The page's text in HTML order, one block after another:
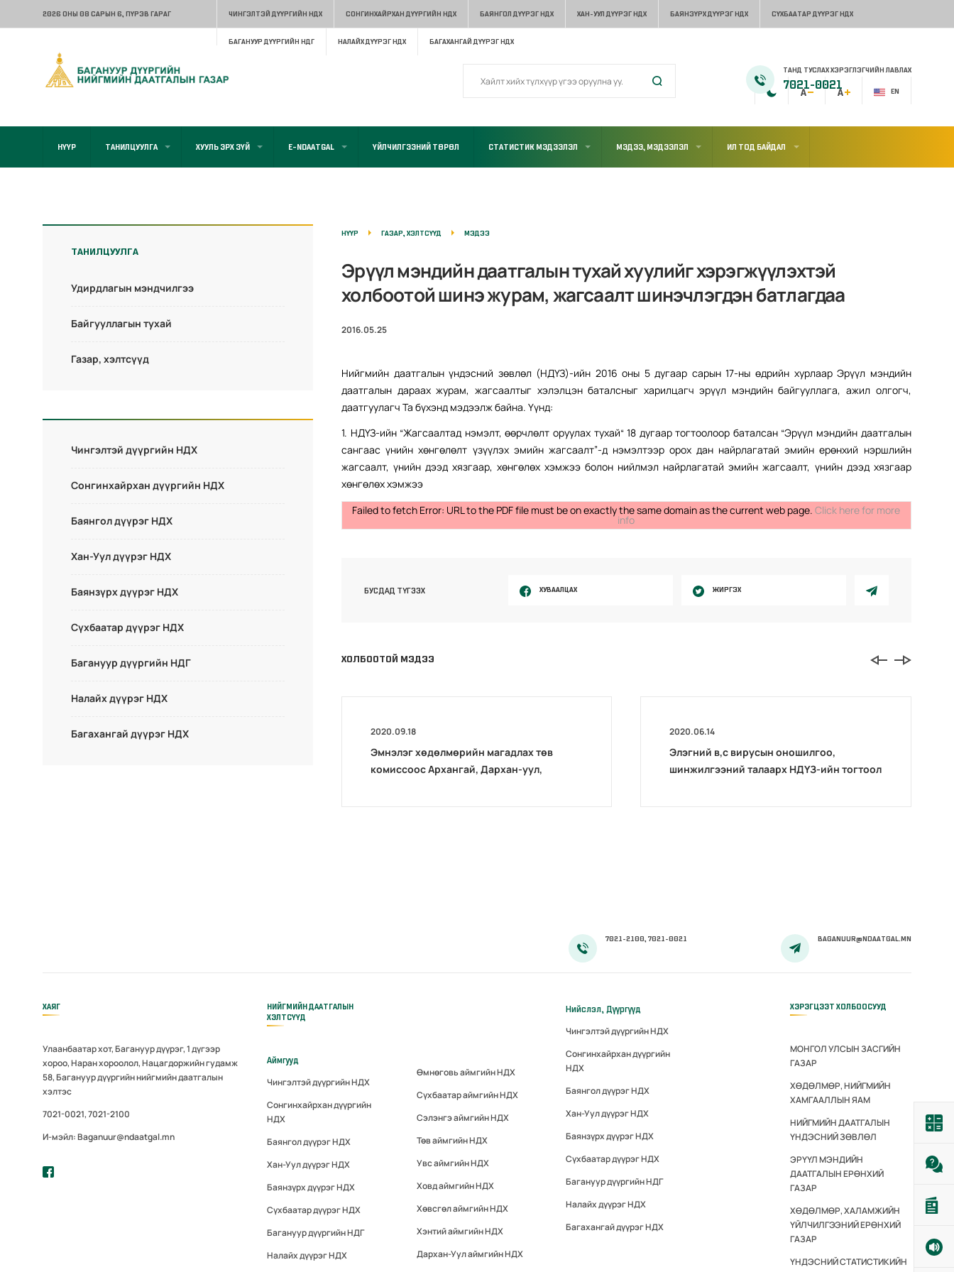
2026 ОНЫ 08 САРЫН 6, ПҮРЭВ ГАРАГ ЧИНГЭЛТЭЙ ДҮҮРГИЙН НДХ СОНГИНХАЙРХАН ДҮҮРГИЙН НДХ БАЯНГОЛ ДҮҮРЭГ НДХ ХАН-УУЛ ДҮҮРЭГ НДХ БАЯНЗҮРХ ДҮҮРЭГ НДХ СҮХБААТАР ДҮҮРЭГ НДХ
БАГАНУУР ДҮҮРГИЙН НДГ НАЛАЙХ ДҮҮРЭГ НДХ БАГАХАНГАЙ ДҮҮРЭГ НДХ
EN
ТАНД ТУСЛАХ ХЭРЭГЛЭГЧИЙН ЛАВЛАХ
7021-0021
НҮҮР ТАНИЛЦУУЛГА ХУУЛЬ ЭРХ ЗҮЙ E-NDAATGAL ҮЙЛЧИЛГЭЭНИЙ ТӨРӨЛ СТАТИСТИК МЭДЭЭЛЭЛ МЭДЭЭ, МЭДЭЭЛЭЛ ИЛ ТОД БАЙДАЛ
ТАНИЛЦУУЛГА
Удирдлагын мэндчилгээ
Байгууллагын тухай
Газар, хэлтсүүд
Чингэлтэй дүүргийн НДХ
Сонгинхайрхан дүүргийн НДХ
Баянгол дүүрэг НДХ
Хан-Уул дүүрэг НДХ
Баянзүрх дүүрэг НДХ
Сүхбаатар дүүрэг НДХ
Багануур дүүргийн НДГ
Налайх дүүрэг НДХ
Багахангай дүүрэг НДХ
НҮҮР ГАЗАР, ХЭЛТСҮҮД МЭДЭЭ
Эрүүл мэндийн даатгалын тухай хуулийг хэрэгжүүлэхтэй
холбоотой шинэ журам, жагсаалт шинэчлэгдэн батлагдаа
2016.05.25
Нийгмийн даатгалын үндэсний зөвлөл (НДҮЗ)-ийн 2016 оны 5 дугаар сарын 17-ны өдрийн хурлаар Эрүүл мэндийн
даатгалын дараах журам, жагсаалтыг хэлэлцэн баталсныг харилцагч эрүүл мэндийн байгууллага, ажил олгогч,
даатгуулагч Та бүхэнд мэдээлж байна. Үүнд:
1. НДҮЗ-ийн “Жагсаалтад нэмэлт, өөрчлөлт оруулах тухай“ 18 дугаар тогтоолоор баталсан “Эрүүл мэндийн даатгалын
сангаас үнийн хөнгөлөлт үзүүлэх эмийн жагсаалт”-д нэмэлтээр орох дан найрлагатай эмийн ерөнхий нэршлийн
жагсаалт, үнийн дээд хязгаар, хөнгөлөх хэмжээ болон нийлмэл найрлагатай эмийн жагсаалт, үнийн дээд хязгаар
хөнгөлөх хэмжээ
Failed to fetch Error: URL to the PDF file must be on exactly the same domain as the current web page.Click here for more
info
БУСДАД ТҮГЭЭХ ХУВААЛЦАХ ЖИРГЭХ
ХОЛБООТОЙ МЭДЭЭ
2020.09.18
Эмнэлэг хөдөлмөрийн магадлах төв
комиссоос Архангай, Дархан-уул,
2020.06.14
Элэгний в,с вирусын оношилгоо,
шинжилгээний талаарх НДҮЗ-ийн тогтоол
7021-2100, 7021-0021 BAGANUUR@NDAATGAL.MN
ХАЯГ
Улаанбаатар хот, Багануур дүүрэг, 1 дүгээр
хороо, Наран хороолол, Нацагдоржийн гудамж
58, Багануур дүүргийн нийгмийн даатгалын
хэлтэс
7021-0021, 7021-2100
И-мэйл: Baganuur@ndaatgal.mn
НИЙГМИЙН ДААТГАЛЫН
ХЭЛТСҮҮД
Аймгууд
Чингэлтэй дүүргийн НДХ
Сонгинхайрхан дүүргийн
НДХ
Баянгол дүүрэг НДХ
Хан-Уул дүүрэг НДХ
Баянзүрх дүүрэг НДХ
Сүхбаатар дүүрэг НДХ
Багануур дүүргийн НДГ
Налайх дүүрэг НДХ
Өмнөговь аймгийн НДХ
Сүхбаатар аймгийн НДХ
Сэлэнгэ аймгийн НДХ
Төв аймгийн НДХ
Увс аймгийн НДХ
Ховд аймгийн НДХ
Хөвсгөл аймгийн НДХ
Хэнтий аймгийн НДХ
Дархан-Уул аймгийн НДХ
Нийслэл, Дүүргүүд
Чингэлтэй дүүргийн НДХ
Сонгинхайрхан дүүргийн
НДХ
Баянгол дүүрэг НДХ
Хан-Уул дүүрэг НДХ
Баянзүрх дүүрэг НДХ
Сүхбаатар дүүрэг НДХ
Багануур дүүргийн НДГ
Налайх дүүрэг НДХ
Багахангай дүүрэг НДХ
ХЭРЭГЦЭЭТ ХОЛБООСУУД
МОНГОЛ УЛСЫН ЗАСГИЙН
ГАЗАР
ХӨДӨЛМӨР, НИЙГМИЙН
ХАМГААЛЛЫН ЯАМ
НИЙГМИЙН ДААТГАЛЫН
ҮНДЭСНИЙ ЗӨВЛӨЛ
ЭРҮҮЛ МЭНДИЙН
ДААТГАЛЫН ЕРӨНХИЙ
ГАЗАР
ХӨДӨЛМӨР, ХАЛАМЖИЙН
ҮЙЛЧИЛГЭЭНИЙ ЕРӨНХИЙ
ГАЗАР
ҮНДЭСНИЙ СТАТИСТИКИЙН